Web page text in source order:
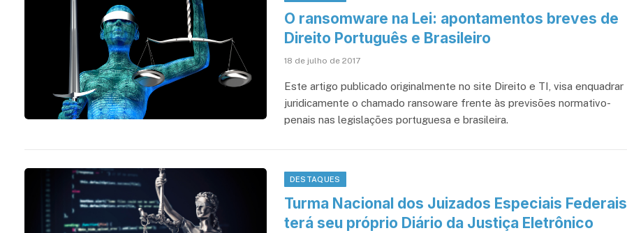
O ransomware na Lei: apontamentos breves de
Direito Português e Brasileiro
18 de julho de 2017
Este artigo publicado originalmente no site Direito e TI, visa enquadrar
juridicamente o chamado ransoware frente às previsões normativo-
penais nas legislações portuguesa e brasileira.
DESTAQUES
Turma Nacional dos Juizados Especiais Federais
terá seu próprio Diário da Justiça Eletrônico